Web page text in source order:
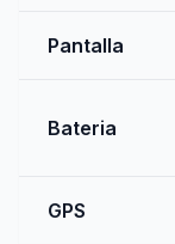
Pantalla
Bateria
GPS